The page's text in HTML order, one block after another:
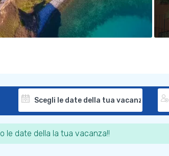
le date della la tua vacanza!!